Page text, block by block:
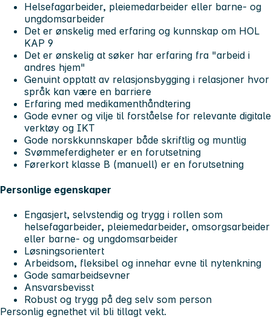
Helsefagarbeider, pleiemedarbeider eller barne- og
ungdomsarbeider
Det er ønskelig med erfaring og kunnskap om HOL
KAP 9
Det er ønskelig at søker har erfaring fra "arbeid i
andres hjem"
Genuint opptatt av relasjonsbygging i relasjoner hvor
språk kan være en barriere
Erfaring med medikamenthåndtering
Gode evner og vilje til forståelse for relevante digitale
verktøy og IKT
Gode norskkunnskaper både skriftlig og muntlig
Svømmeferdigheter er en forutsetning
Førerkort klasse B (manuell) er en forutsetning
Personlige egenskaper
Engasjert, selvstendig og trygg i rollen som
helsefagarbeider, pleiemedarbeider, omsorgsarbeider
eller barne- og ungdomsarbeider
Løsningsorientert
Arbeidsom, fleksibel og innehar evne til nytenkning
Gode samarbeidsevner
Ansvarsbevisst
Robust og trygg på deg selv som person
Personlig egnethet vil bli tillagt vekt.